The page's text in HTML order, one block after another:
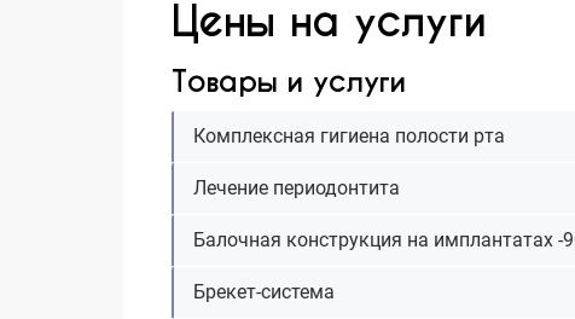
Цены на услуги
Товары и услуги
Комплексная гигиена полости рта
Лечение периодонтита
Балочная конструкция на имплантатах -
Брекет-система